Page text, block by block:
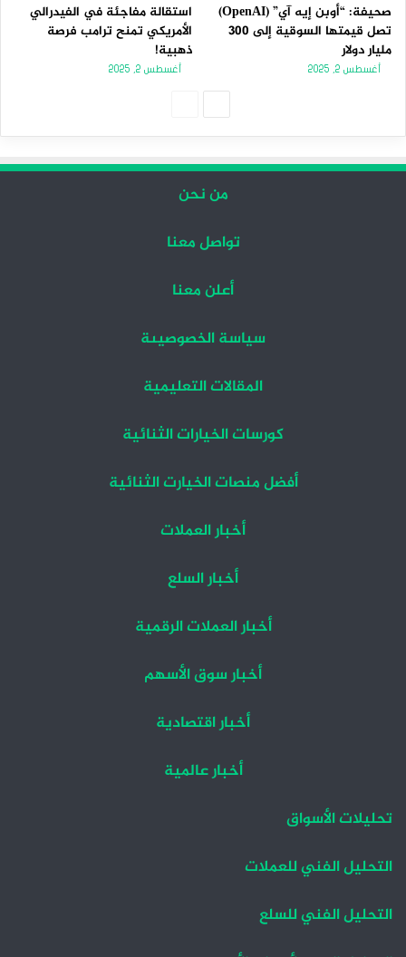
صحيفة: “أوبن إيه آي” (OpenAI)
تصل قيمتها السوقية إلى 300
مليار دولار
أغسطس 2, 2025
استقالة مفاجئة في الفيدرالي
الأمريكي تمنح ترامب فرصة
ذهبية!
أغسطس 2, 2025
من نحن
تواصل معنا
أعلن معنا
سياسة الخصوصيىة
المقالات التعليمية
كورسات الخيارات الثنائية
أفضل منصات الخيارت الثنائية
أخبار العملات
أخبار السلع
أخبار العملات الرقمية
أخبار سوق الأسهم
أخبار اقتصادية
أخبار عالمية
تحليلات الأسواق
التحليل الفني للعملات
التحليل الفني للسلع